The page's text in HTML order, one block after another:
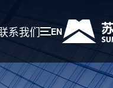
系我们 EN